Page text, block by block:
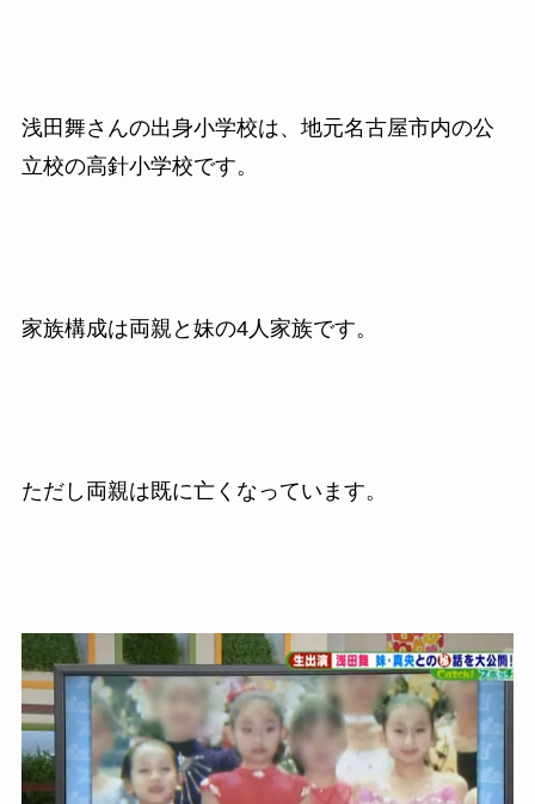
浅田舞さんの出身小学校は、地元名古屋市内の公
立校の高針小学校です。
家族構成は両親と妹の4人家族です。
ただし両親は既に亡くなっています。